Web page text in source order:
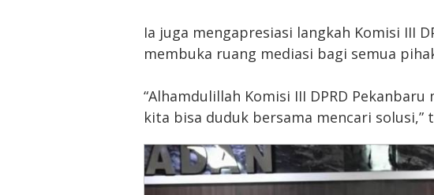
Ia juga mengapresiasi langkah Komisi III
membuka ruang mediasi bagi semua
“Alhamdulillah Komisi III DPRD
kita bisa duduk bersama mencari solusi,”